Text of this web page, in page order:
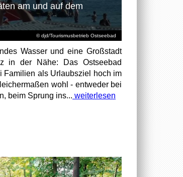
© djd/Tourismusbetrieb Ostseebad
am und auf dem
Wasser und eine Großstadt
in der Nähe: Das Ostseebad
Familien als Urlaubsziel hoch im
wohl - entweder bei
beim Sprung ins... weiterlesen